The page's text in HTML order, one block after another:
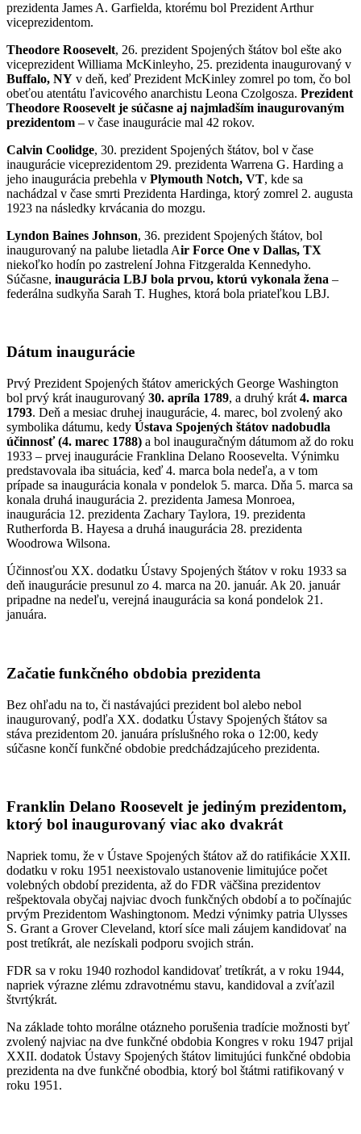
prezidenta James A. Garfielda, ktorému bol Prezident Arthur
viceprezidentom.
Theodore Roosevelt, 26. prezident Spojených štátov bol ešte ako
viceprezident Williama McKinleyho, 25. prezidenta inaugurovaný v
Buffalo, NY v deň, keď Prezident McKinley zomrel po tom, čo bol
obeťou atentátu ľavicového anarchistu Leona Czolgosza. Prezident
Theodore Roosevelt je súčasne aj najmladším inaugurovaným
prezidentom – v čase inaugurácie mal 42 rokov.
Calvin Coolidge, 30. prezident Spojených štátov, bol v čase
inaugurácie viceprezidentom 29. prezidenta Warrena G. Harding a
jeho inaugurácia prebehla v Plymouth Notch, VT, kde sa
nachádzal v čase smrti Prezidenta Hardinga, ktorý zomrel 2. augusta
1923 na následky krvácania do mozgu.
Lyndon Baines Johnson, 36. prezident Spojených štátov, bol
inaugurovaný na palube lietadla Air Force One v Dallas, TX
niekoľko hodín po zastrelení Johna Fitzgeralda Kennedyho.
Súčasne, inaugurácia LBJ bola prvou, ktorú vykonala žena –
federálna sudkyňa Sarah T. Hughes, ktorá bola priateľkou LBJ.
Dátum inaugurácie
Prvý Prezident Spojených štátov amerických George Washington
bol prvý krát inaugurovaný 30. apríla 1789, a druhý krát 4. marca
1793. Deň a mesiac druhej inaugurácie, 4. marec, bol zvolený ako
symbolika dátumu, kedy Ústava Spojených štátov nadobudla
účinnosť (4. marec 1788) a bol inauguračným dátumom až do roku
1933 – prvej inaugurácie Franklina Delano Roosevelta. Výnimku
predstavovala iba situácia, keď 4. marca bola nedeľa, a v tom
prípade sa inaugurácia konala v pondelok 5. marca. Dňa 5. marca sa
konala druhá inaugurácia 2. prezidenta Jamesa Monroea,
inaugurácia 12. prezidenta Zachary Taylora, 19. prezidenta
Rutherforda B. Hayesa a druhá inaugurácia 28. prezidenta
Woodrowa Wilsona.
Účinnosťou XX. dodatku Ústavy Spojených štátov v roku 1933 sa
deň inaugurácie presunul zo 4. marca na 20. január. Ak 20. január
pripadne na nedeľu, verejná inaugurácia sa koná pondelok 21.
januára.
Začatie funkčného obdobia prezidenta
Bez ohľadu na to, či nastávajúci prezident bol alebo nebol
inaugurovaný, podľa XX. dodatku Ústavy Spojených štátov sa
stáva prezidentom 20. januára príslušného roka o 12:00, kedy
súčasne končí funkčné obdobie predchádzajúceho prezidenta.
Franklin Delano Roosevelt je jediným prezidentom,
ktorý bol inaugurovaný viac ako dvakrát
Napriek tomu, že v Ústave Spojených štátov až do ratifikácie XXII.
dodatku v roku 1951 neexistovalo ustanovenie limitujúce počet
volebných období prezidenta, až do FDR väčšina prezidentov
rešpektovala obyčaj najviac dvoch funkčných období a to počínajúc
prvým Prezidentom Washingtonom. Medzi výnimky patria Ulysses
S. Grant a Grover Cleveland, ktorí síce mali záujem kandidovať na
post tretíkrát, ale nezískali podporu svojich strán.
FDR sa v roku 1940 rozhodol kandidovať tretíkrát, a v roku 1944,
napriek výrazne zlému zdravotnému stavu, kandidoval a zvíťazil
štvrtýkrát.
Na základe tohto morálne otázneho porušenia tradície možnosti byť
zvolený najviac na dve funkčné obdobia Kongres v roku 1947 prijal
XXII. dodatok Ústavy Spojených štátov limitujúci funkčné obdobia
prezidenta na dve funkčné obodbia, ktorý bol štátmi ratifikovaný v
roku 1951.